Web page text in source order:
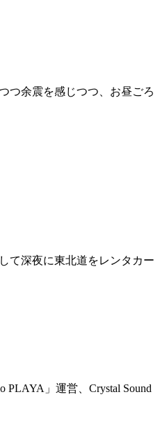
つ余震を感じつつ、お昼ごろ
て深夜に東北道をレンタカー
」運営、Crystal Sound